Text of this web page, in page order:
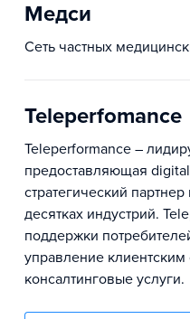
Медси
Сеть частных
Teleperfomance
Teleperformance –
предоставляющая
стратегический
десятках индустрий.
поддержки
управление
консалтинговые услуги.